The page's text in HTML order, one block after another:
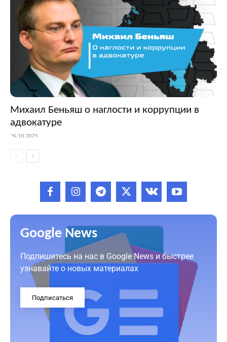
Михаил Беньяш о наглости и коррупции в
адвокатуре
26.10.2023
Google News
Подпишитесь на нас в Google News и быстрее
узнавайте о новых материалах
Подписаться